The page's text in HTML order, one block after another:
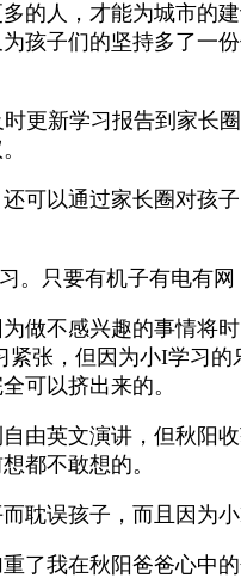
的人，才能为城市的建
孩子们的坚持多了一
更新学习报告到家长
可以通过家长圈对孩
。只要有机子有电有
做不感兴趣的事情将
张，但因为小I学习
可以挤出来的。
由英文演讲，但秋阳
都不敢想的。
耽误孩子，而且因为
了我在秋阳爸爸心中